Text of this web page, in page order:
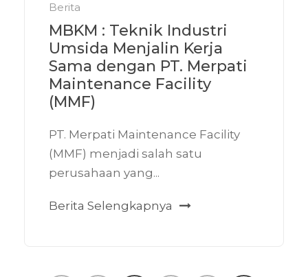
Berita
MBKM : Teknik Industri
Umsida Menjalin Kerja
Sama dengan PT. Merpati
Maintenance Facility
(MMF)
PT. Merpati Maintenance Facility
(MMF) menjadi salah satu
perusahaan yang...
Berita Selengkapnya